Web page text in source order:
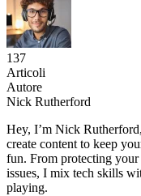
137
Articoli
Autore
Nick Rutherford
Hey, I’m Nick
create content to keep
fun. From protecting
issues, I mix tech skills
playing.